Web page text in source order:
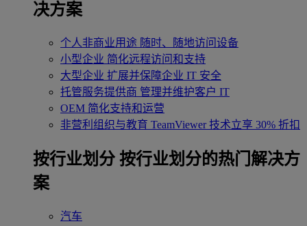
决方案
个人非商业用途 随时、随地访问设备
小型企业 简化远程访问和支持
大型企业 扩展并保障企业 IT 安全
托管服务提供商 管理并维护客户 IT
OEM 简化支持和运营
非营利组织与教育 TeamViewer 技术立享 30% 折扣
‌按行业划分 按行业划分的热门解决方
案
汽车